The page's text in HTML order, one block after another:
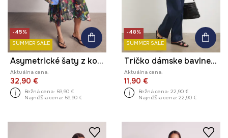
-45%
SUMMER SALE
Asymetrické šaty z kolekcie Kit Mizeres x Medicine
Aktuálna cena:
32,90 €
Bežná cena: 59,90 €
Najnižšia cena: 59,90 €
-48%
SUMMER SALE
Tričko dámske bavlnené s elastanom z kolekcie Kit Mizeres x Medicine
Aktuálna cena:
11,90 €
Bežná cena: 22,90 €
Najnižšia cena: 22,90 €